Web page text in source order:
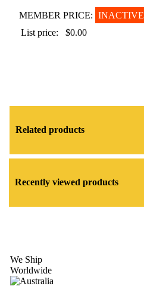
MEMBER PRICE: INACTIVE
List price:
$0.00
Related products
Recently viewed products
We Ship
Worldwide